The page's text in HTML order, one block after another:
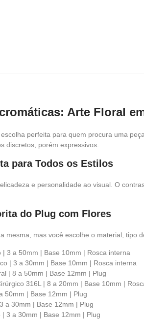
Arte Floral
perfeita para quem procura uma
discretos, porém expressivos.
para Todos os Estilos
e personalidade ao visual. O
do Plug com Flores
mesma, mas você escolhe o material, tipo
| 3 a 50mm | Base 10mm | Rosca interna
| 3 a 30mm | Base 10mm | Rosca interna
| 8 a 50mm | Base 12mm | Plug
316L | 8 a 20mm | Base 10mm |
50mm | Base 12mm | Plug
a 30mm | Base 12mm | Plug
| 3 a 30mm | Base 12mm | Plug